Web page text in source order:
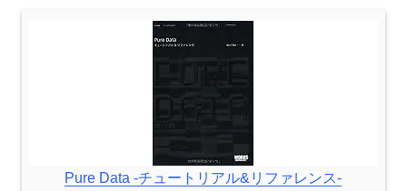
Pure Data -チュートリアル&リファレンス-